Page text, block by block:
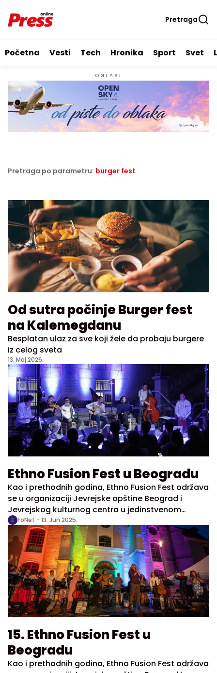
Pretraga
Početna Vesti Tech Hronika Sport Svet
OGLASI
Pretraga po parametru: burger fest
Od sutra počinje Burger fest
na Kalemegdanu
Besplatan ulaz za sve koji žele da probaju burgere
iz celog sveta
13. Maj 2026.
Ethno Fusion Fest u Beogradu
Kao i prethodnih godina, Ethno Fusion Fest održava
se u organizaciji Jevrejske opštine Beograd i
Jevrejskog kulturnog centra u jedinstvenom
ambijentu – u Dvorištu beogradske sinagoge, u
ulici Maršala Birjuzova 19, skrivenom kutku grada
gde se muzika i ljudi susreću pod otvorenim
nebom.
FoNet - 13. Jun 2025.
15. Ethno Fusion Fest u
Beogradu
Kao i prethodnih godina, Ethno Fusion Fest održava